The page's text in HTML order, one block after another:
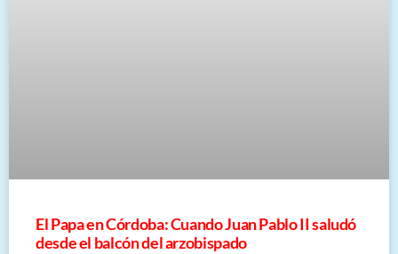
El Papa en Córdoba: Cuando Juan Pablo II saludó
desde el balcón del arzobispado